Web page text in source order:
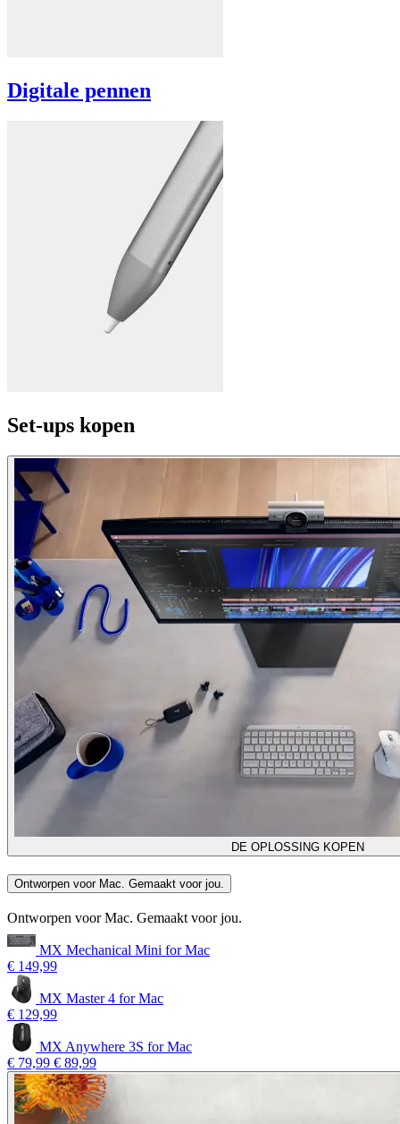
Digitale pennen
Set-ups kopen
DE OPLOSSING KOPEN
Ontworpen voor Mac. Gemaakt voor jou.
Ontworpen voor Mac. Gemaakt voor jou.
MX Mechanical Mini for Mac
€ 149,99
MX Master 4 for Mac
€ 129,99
MX Anywhere 3S for Mac
€ 79,99 € 89,99